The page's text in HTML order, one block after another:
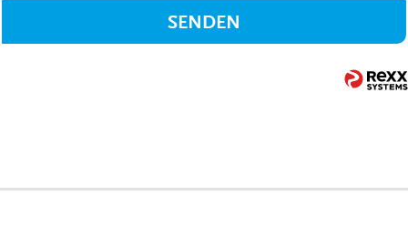
SENDEN